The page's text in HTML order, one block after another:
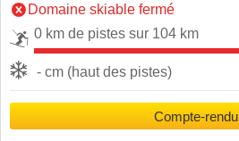
Domaine skiable fermé
0 km de pistes sur 104 km
- cm (haut des pistes)
Compte-rendu